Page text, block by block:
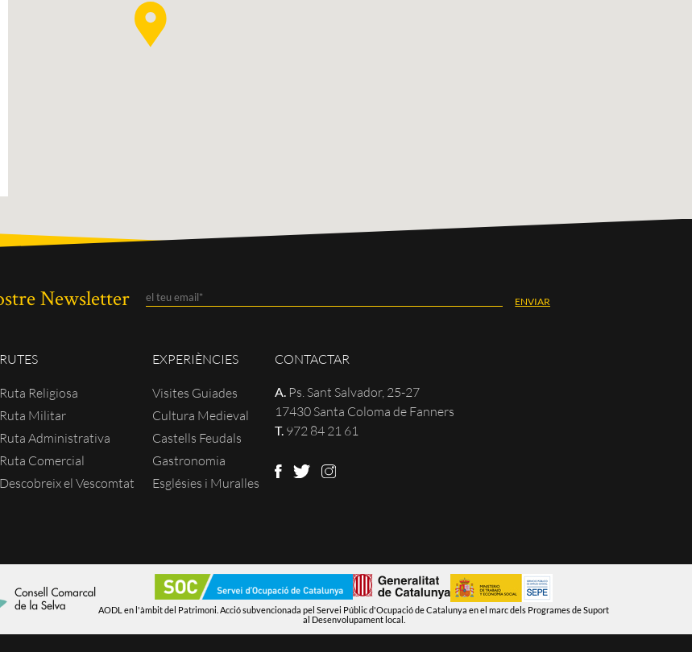
Newsletter
RUTES
Ruta Religiosa
Ruta Militar
Ruta Administrativa
Ruta Comercial
Descobreix el Vescomtat
EXPERIÈNCIES
Visites Guiades
Cultura Medieval
Castells Feudals
Gastronomia
Esglésies i Muralles
CONTACTAR
A. Ps. Sant Salvador, 25-27
17430 Santa Coloma de Fanners
T. 972 84 21 61
AODL en l'àmbit del Patrimoni. Acció subvencionada pel Servei Públic d'Ocupació de Catalunya en el marc dels Programes de Suport
al Desenvolupament local.